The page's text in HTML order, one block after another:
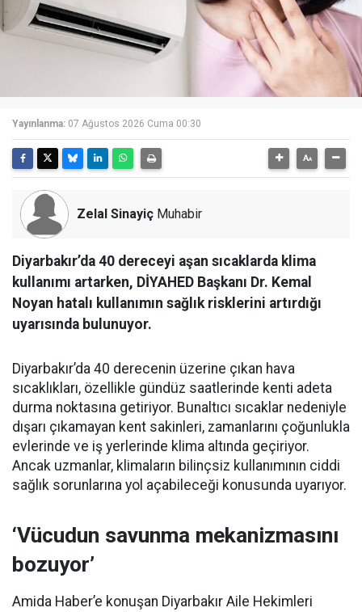
Yayınlanma: 07 Ağustos 2026 Cuma 00:30
Zelal Sinayiç Muhabir
Diyarbakır’da 40 dereceyi aşan sıcaklarda klima
kullanımı artarken, DİYAHED Başkanı Dr. Kemal
Noyan hatalı kullanımın sağlık risklerini artırdığı
uyarısında bulunuyor.
Diyarbakır’da 40 derecenin üzerine çıkan hava
sıcaklıkları, özellikle gündüz saatlerinde kenti adeta
durma noktasına getiriyor. Bunaltıcı sıcaklar nedeniyle
dışarı çıkamayan kent sakinleri, zamanlarını çoğunlukla
evlerinde ve iş yerlerinde klima altında geçiriyor.
Ancak uzmanlar, klimaların bilinçsiz kullanımının ciddi
sağlık sorunlarına yol açabileceği konusunda uyarıyor.
‘Vücudun savunma mekanizmasını
bozuyor’
Amida Haber’e konuşan Diyarbakır Aile Hekimleri